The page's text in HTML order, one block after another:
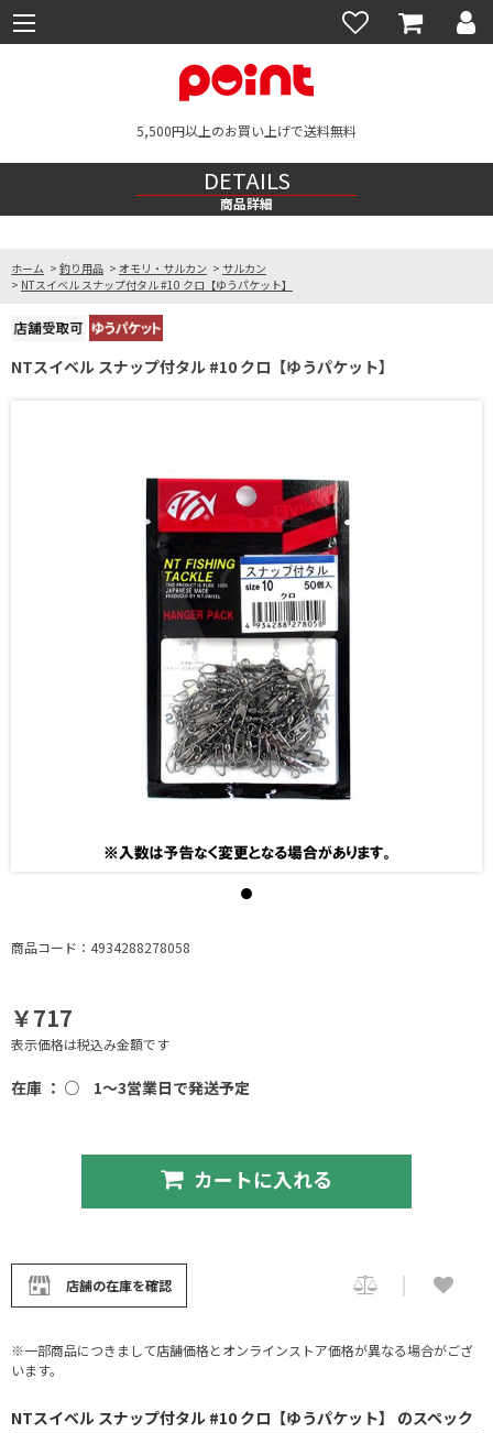
5,500円以上のお買い上げで送料無料
DETAILS
商品詳細
ホーム > 釣り用品 > オモリ・サルカン > サルカン
> NTスイベル スナップ付タル #10 クロ【ゆうパケット】
NTスイベル スナップ付タル #10 クロ【ゆうパケット】
商品コード：4934288278058
￥717
表示価格は税込み金額です
在庫 ： ○ 1～3営業日で発送予定
カートに入れる
店舗の在庫を確認
※一部商品につきまして店舗価格とオンラインストア価格が異なる場合がござ
います。
NTスイベル スナップ付タル #10 クロ【ゆうパケット】 のスペック